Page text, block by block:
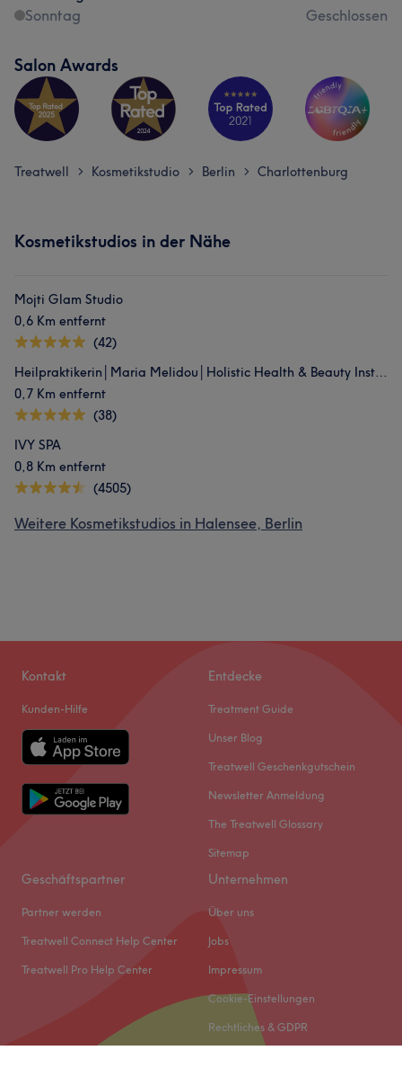
Sonntag
Geschlossen
Salon Awards
Treatwell > Kosmetikstudio > Berlin > Charlottenburg
Kosmetikstudios in der Nähe
Mojti Glam Studio
0,6 Km entfernt
(42)
Heilpraktikerin│Maria Melidou│Holistic Health & Beauty Institute
0,7 Km entfernt
(38)
IVY SPA
0,8 Km entfernt
(4505)
Weitere Kosmetikstudios in Halensee, Berlin
Kontakt
Kunden-Hilfe
Entdecke
Treatment Guide
Unser Blog
Treatwell Geschenkgutschein
Newsletter Anmeldung
The Treatwell Glossary
Sitemap
Geschäftspartner
Partner werden
Treatwell Connect Help Center
Treatwell Pro Help Center
Unternehmen
Über uns
Jobs
Impressum
Cookie-Einstellungen
Rechtliches & GDPR